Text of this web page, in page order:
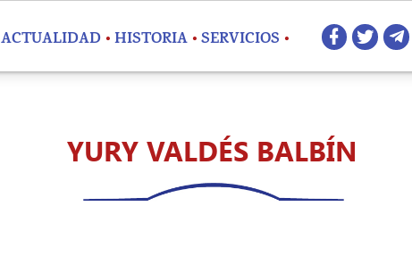
ACTUALIDAD HISTORIA SERVICIOS
YURY VALDÉS BALBÍN